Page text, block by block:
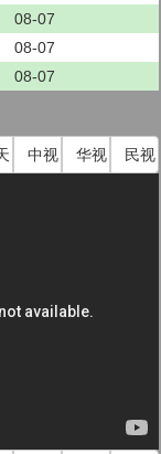
08-07
08-07
08-07
中视 华视 民视